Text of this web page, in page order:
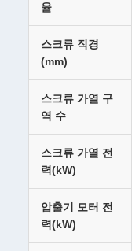
율
스크류 직경
(mm)
스크류 가열 구
역 수
스크류 가열 전
력(kW)
압출기 모터 전
력(kW)